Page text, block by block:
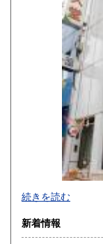
続きを読む
新着情報